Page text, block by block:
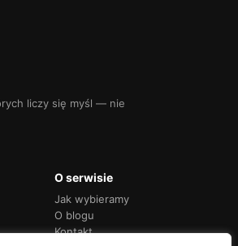
liczy się myśl — nie
O serwisie
Jak wybieramy
O blogu
Kontakt